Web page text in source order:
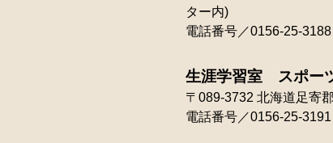
ター内)
電話番号／0156-25-3188
生涯学習室 スポー
〒089-3732 北海道足寄
電話番号／0156-25-3191